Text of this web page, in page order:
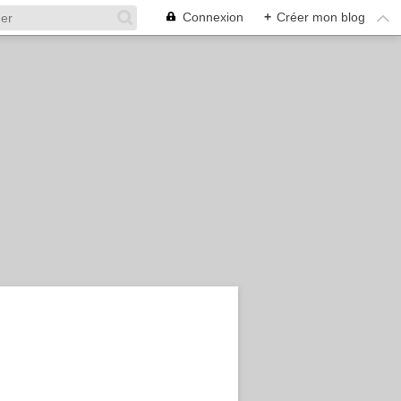
Connexion + Créer mon blog